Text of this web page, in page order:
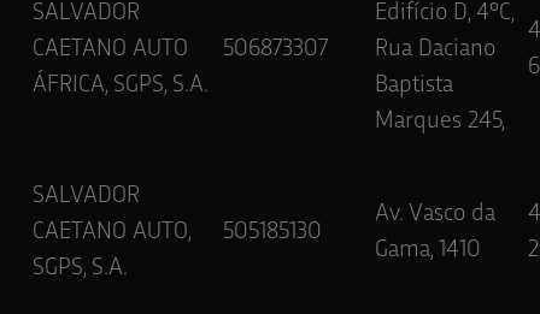
SALVADOR
CAETANO AUTO
ÁFRICA, SGPS, S.A.
506873307
Edifício D, 4ºC,
Rua Daciano
Baptista
Marques 245,
SALVADOR
CAETANO AUTO,
SGPS, S.A.
505185130
Av. Vasco da
Gama, 1410